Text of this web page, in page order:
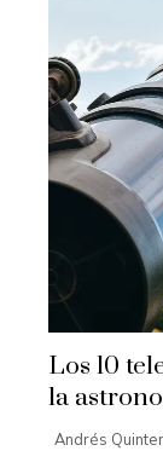
Los 10
la
Andrés